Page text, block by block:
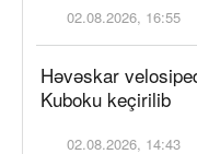
02.08.2026, 16:55
Həvəskar
Kuboku keçirilib
02.08.2026, 14:43